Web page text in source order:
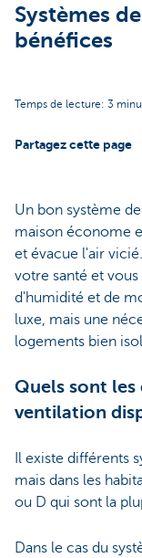
Systèmes
bénéfices
Temps de lecture: 3
Partagez cette page
Un bon système
maison économe
et évacue l'air
votre santé et
d'humidité et de
luxe, mais une
logements bien
Quels sont les
ventilation
Il existe différents
mais dans les
ou D qui sont la
Dans le cas du